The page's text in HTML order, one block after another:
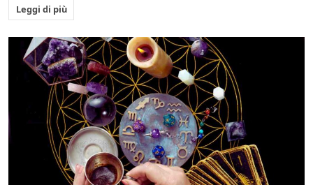
Leggi di più